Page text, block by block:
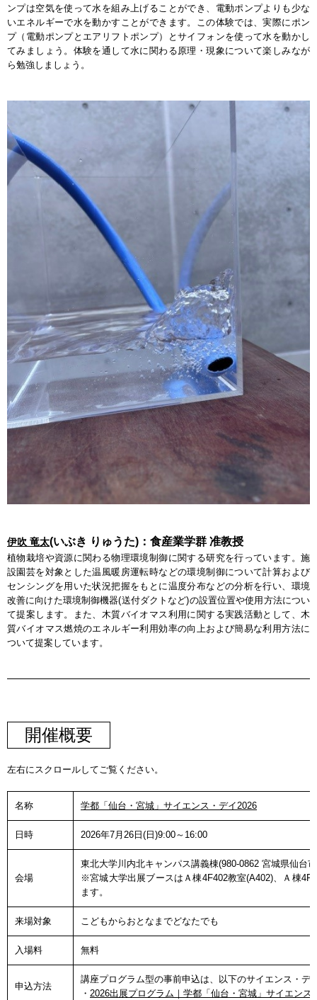
ンプは空気を使って水を組み上げることができ、電動ポンプよりも少な
いエネルギーで水を動かすことができます。この体験では、実際にポン
プ（電動ポンプとエアリフトポンプ）とサイフォンを使って水を動かし
てみましょう。体験を通して水に関わる原理・現象について楽しみなが
ら勉強しましょう。
伊吹 竜太(いぶき りゅうた)：食産業学群 准教授
植物栽培や資源に関わる物理環境制御に関する研究を行っています。施
設園芸を対象とした温風暖房運転時などの環境制御について計算および
センシングを用いた状況把握をもとに温度分布などの分析を行い、環境
改善に向けた環境制御機器(送付ダクトなど)の設置位置や使用方法につい
て提案します。また、木質バイオマス利用に関する実践活動として、木
質バイオマス燃焼のエネルギー利用効率の向上および簡易な利用方法に
ついて提案しています。
開催概要
左右にスクロールしてご覧ください。
名称 学都「仙台・宮城」サイエンス・デイ2026
日時 2026年7月26日(日)9:00～16:00
会場
東北大学川内北キャンパス講義棟(980-0862 宮城県仙台
※宮城大学出展ブースはＡ棟4F402教室(A402)、Ａ棟
ます。
来場対象 こどもからおとなまでどなたでも
入場料 無料
申込方法
講座プログラム型の事前申込は、以下のサイエンス・デ
・ 2026出展プログラム｜学都「仙台・宮城」サイエンス